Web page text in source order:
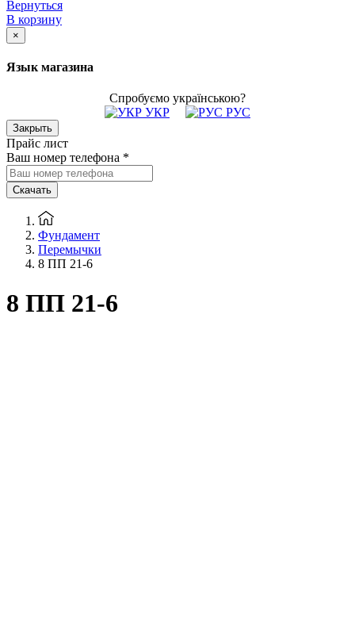
Вернуться
В корзину
×
Язык магазина
Спробуємо українською?
УКР
РУС
Закрыть
Прайс лист
Ваш номер телефона *
Скачать
Фундамент
Перемычки
8 ПП 21-6
8 ПП 21-6